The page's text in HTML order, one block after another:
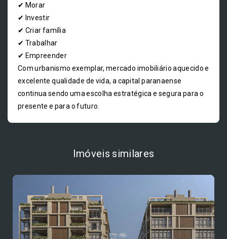
✔ Morar
✔ Investir
✔ Criar família
✔ Trabalhar
✔ Empreender
Com urbanismo exemplar, mercado imobiliário aquecido e
excelente qualidade de vida, a capital paranaense
continua sendo uma escolha estratégica e segura para o
presente e para o futuro.
Imóveis similares